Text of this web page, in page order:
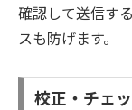
確認して送信す
スも防げます。
校正・チェ